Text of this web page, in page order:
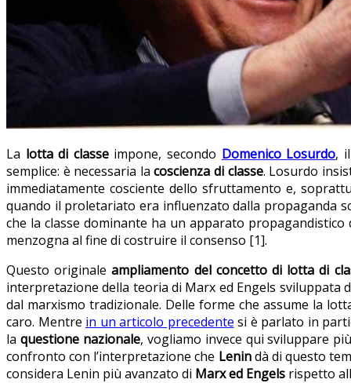
La lotta di classeimpone, secondo Domenico Losurdo,
semplice: è necessaria lacoscienza di classe. Losurdo
immediatamente cosciente dello sfruttamento e,
quando il proletariato era influenzato dalla propaganda
che la classe dominante ha un apparato
menzogna al fine di costruire il consenso [1].
Questo originaleampliamento del concetto di lotta di
interpretazione della teoria di Marx ed Engels
dal marxismo tradizionale. Delle forme che assume la
caro. Mentre in un articolo precedente si è parlato in
la questione nazionale, vogliamo invece qui sviluppare
confronto con l’interpretazione che Lenindà di questo
considera Lenin più avanzato di Marx ed Engels rispetto